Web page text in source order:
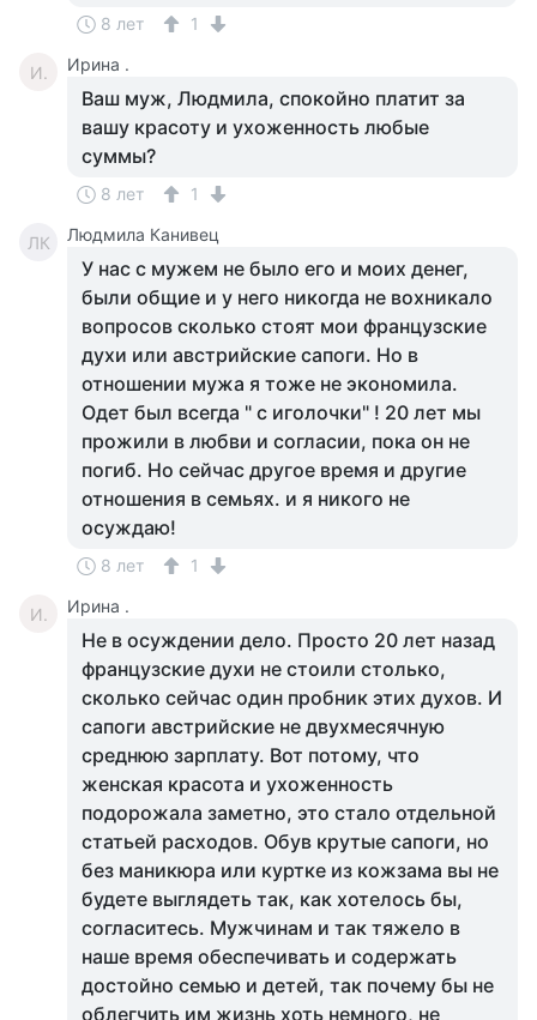
8 лет 1
И. Ирина .
Ваш муж, Людмила, спокойно платит за
вашу красоту и ухоженность любые
суммы?
8 лет 1
ЛК Людмила Канивец
У нас с мужем не было его и моих денег,
были общие и у него никогда не вохникало
вопросов сколько стоят мои французские
духи или австрийские сапоги. Но в
отношении мужа я тоже не экономила.
Одет был всегда " с иголочки" ! 20 лет мы
прожили в любви и согласии, пока он не
погиб. Но сейчас другое время и другие
отношения в семьях. и я никого не
осуждаю!
8 лет 1
И. Ирина .
Не в осуждении дело. Просто 20 лет назад
французские духи не стоили столько,
сколько сейчас один пробник этих духов. И
сапоги австрийские не двухмесячную
среднюю зарплату. Вот потому, что
женская красота и ухоженность
подорожала заметно, это стало отдельной
статьей расходов. Обув крутые сапоги, но
без маникюра или куртке из кожзама вы не
будете выглядеть так, как хотелось бы,
согласитесь. Мужчинам и так тяжело в
наше время обеспечивать и содержать
достойно семью и детей, так почему бы не
облегчить им жизнь хоть немного, не